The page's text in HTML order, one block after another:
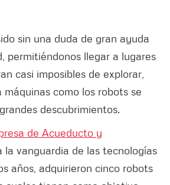
sin una duda de gran ayuda
permitiéndonos llegar a lugares
casi imposibles de explorar,
máquinas como los robots se
descubrimientos.
de Acueducto y
la vanguardia de las tecnologías
años, adquirieron cinco robots